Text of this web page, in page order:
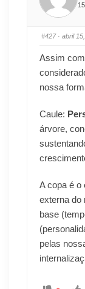
#427· abril
Assim
nossa
Caule:
árvore,
A copa é o
externa do
base
pelas